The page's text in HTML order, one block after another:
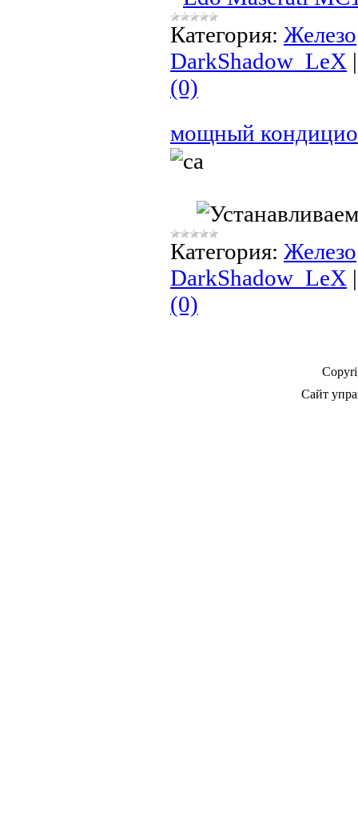
Категория: Железо
DarkShadow_LeX
(0)
мощный
Категория: Железо
DarkShadow_LeX
(0)
Сайт